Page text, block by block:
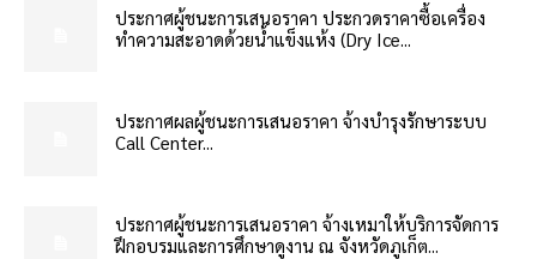
ประกาศผู้ชนะการเสนอราคา ประกวดราคาซื้อเครื่อง
ทำความสะอาดด้วยน้ำแข็งแห้ง (Dry Ice...
ประกาศผลผู้ชนะการเสนอราคา จ้างบำรุงรักษาระบบ
Call Center...
ประกาศผู้ชนะการเสนอราคา จ้างเหมาให้บริการจัดการ
ฝึกอบรมและการศึกษาดูงาน ณ จังหวัดภูเก็ต...